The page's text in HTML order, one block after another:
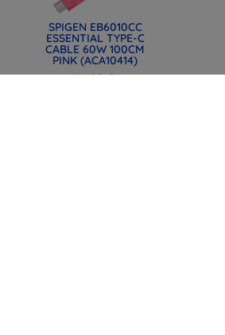
SPIGEN EB6010CC
ESSENTIAL TYPE-C
CABLE 60W 100CM
PINK (ACA10414)
14,90 €